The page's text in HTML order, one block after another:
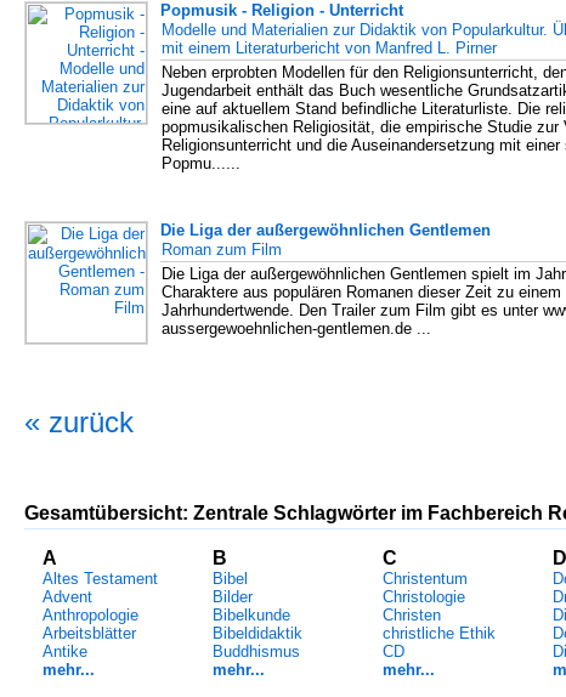
Popmusik - Religion - Unterricht
Modelle und Materialien zur Didaktik von Popularkultur.
mit einem Literaturbericht von Manfred L. Pirner
Neben erprobten Modellen für den Religionsunterricht,
Jugendarbeit enthält das Buch wesentliche
eine auf aktuellem Stand befindliche Literaturliste. Die
popmusikalischen Religiosität, die empirische Studie zur
Religionsunterricht und die Auseinandersetzung mit
Popmu......
Die Liga der außergewöhnlichen Gentlemen
Roman zum Film
Die Liga der außergewöhnlichen Gentlemen spielt im
Charaktere aus populären Romanen dieser Zeit zu
Jahrhundertwende. Den Trailer zum Film gibt es unter
aussergewoehnlichen-gentlemen.de ...
« zurück
Gesamtübersicht: Zentrale Schlagwörter im Fachbereich
A
Altes Testament
Advent
Anthropologie
Arbeitsblätter
Antike
mehr...
B
Bibel
Bilder
Bibelkunde
Bibeldidaktik
Buddhismus
mehr...
C
Christentum
Christologie
Christen
christliche Ethik
CD
mehr...
D